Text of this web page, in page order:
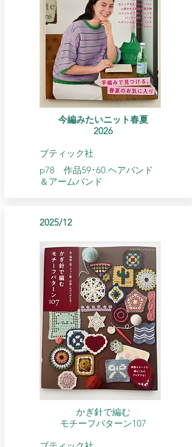
今編みたいニット春夏
​2026
ブティック社
p78 作品59･60.ヘアバンド
＆アームバンド
2025/12
かぎ針で編む
モチーフパターン107